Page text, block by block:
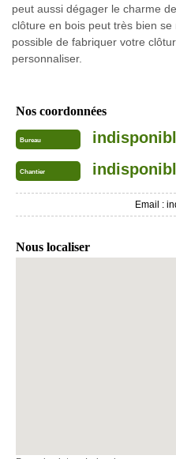
peut aussi dégager le charme
clôture en bois peut très bien
possible de fabriquer votre
personnaliser.
Nos coordonnées
Bureau
Chantier
Email :
Nous localiser